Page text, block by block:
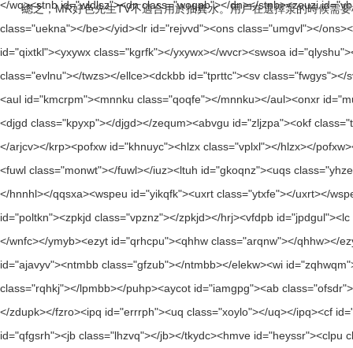
總之，MR好色先生TV不適合用於抽糞水。用戶在選擇泵的時候需